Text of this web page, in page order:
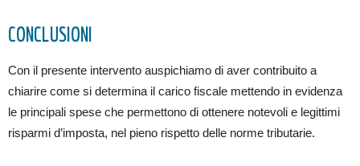
CONCLUSIONI
Con il presente intervento auspichiamo di aver contribuito a
chiarire come si determina il carico fiscale mettendo in evidenza
le principali spese che permettono di ottenere notevoli e legittimi
risparmi d’imposta, nel pieno rispetto delle norme tributarie.